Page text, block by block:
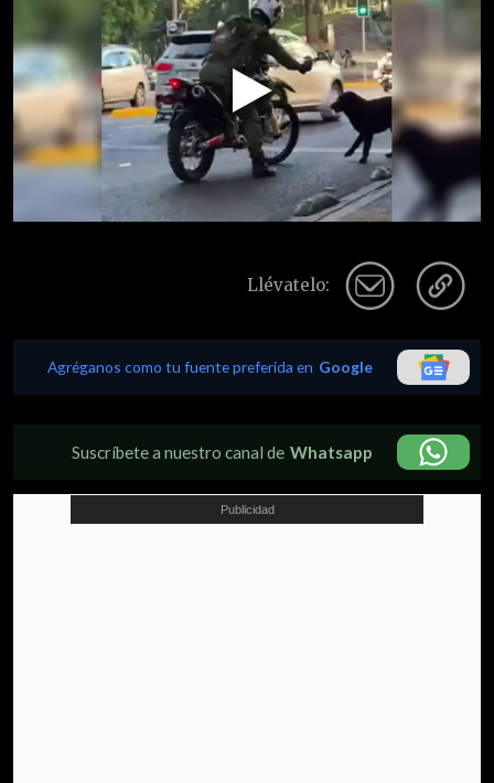
Play
Video
Llévatelo:
Agréganos como tu fuente preferida en Google
Suscríbete a nuestro canal de Whatsapp